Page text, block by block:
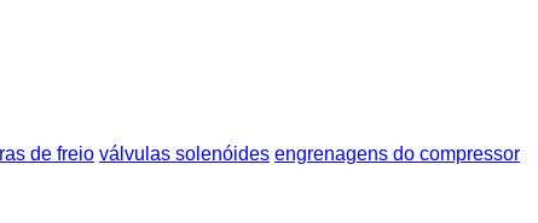
de freio válvulas solenóides engrenagens do compressor